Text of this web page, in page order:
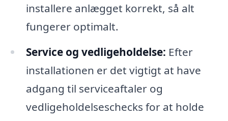
installere anlægget korrekt, så alt
fungerer optimalt.
Service og vedligeholdelse: Efter
installationen er det vigtigt at have
adgang til serviceaftaler og
vedligeholdelseschecks for at holde